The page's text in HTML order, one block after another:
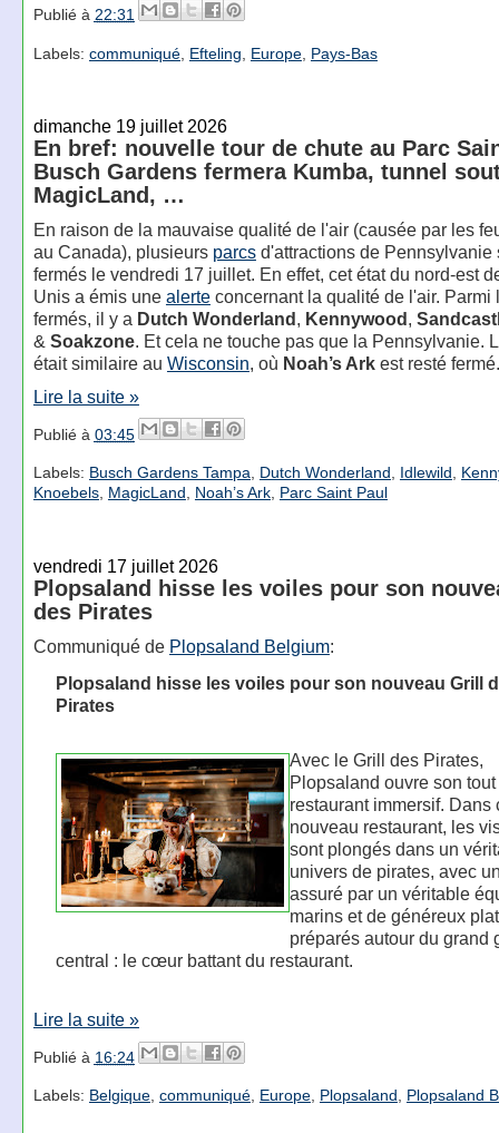
Publié à 22:31
Labels: communiqué, Efteling Europe, Pays-Bas
dimanche 19 juillet 2026
En bref: nouvelle tour de chute au Parc
Busch Gardens fermera Kumba, tunnel
MagicLand, …
En raison de la mauvaise qualité de l'air (causée par les
au Canada), plusieurs parcsd'attractions de Pennsylvanie
fermés le vendredi 17 juillet. En effet, cet état du nord-est
Unis a émis une alerteconcernant la qualité de l'air. Parmi
fermés, il y a Dutch Wonderland, Kennywood,
& Soakzone. Et cela ne touche pas que la Pennsylvanie.
était similaire au Wisconsin, où Noah’s Arkest resté fermé.
Lire la suite »
Publié à 03:45
Labels: Busch Gardens Tampa, Dutch Wonderland, Idlewild,
Knoebels, MagicLand, Noah’s Ark, Parc Saint Paul
vendredi 17 juillet 2026
Plopsaland hisse les voiles pour son
des Pirates
Communiqué de Plopsaland Belgium:
Plopsaland hisse les voiles pour son nouveau Grill
Pirates
Avec le Grill des Pirates,
Plopsaland ouvre son
restaurant immersif. Dans
nouveau restaurant, les
sont plongés dans un
univers de pirates, avec
assuré par un véritable
marins et de généreux
préparés autour du grand
central : le cœur battant du restaurant.
Lire la suite »
Publié à 16:24
Labels: Belgique, communiqué, Europe, Plopsaland, Plopsaland